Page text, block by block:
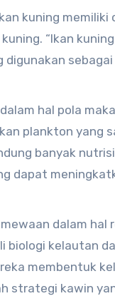
kuning
“Ikan
hal pola
plankton yang
banyak
dapat
dalam hal
kelautan
membentuk
strategi kawin